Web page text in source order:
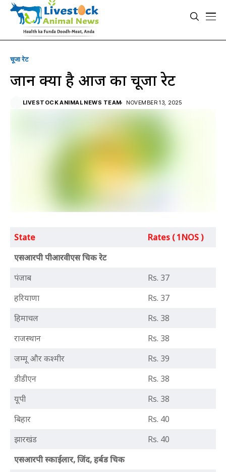
चूजा रेट
जानें क्या है आज का चूजा रेट
LIVESTOCK ANIMAL NEWS TEAM NOVEMBER 13, 2025
State
Rates ( 1NOS )
एसआरपी पीआरवीएस चिक रेट
पंजाब
Rs. 37
हरियाणा
Rs. 37
हिमाचल
Rs. 38
राजस्थान
Rs. 38
जम्मू और कश्मीर
Rs. 39
डीडीएन
Rs. 38
यूपी
Rs. 38
बिहार
Rs. 40
झारखंड
Rs. 40
एसआरपी स्काईलार, जिंद, हर्बड चिक